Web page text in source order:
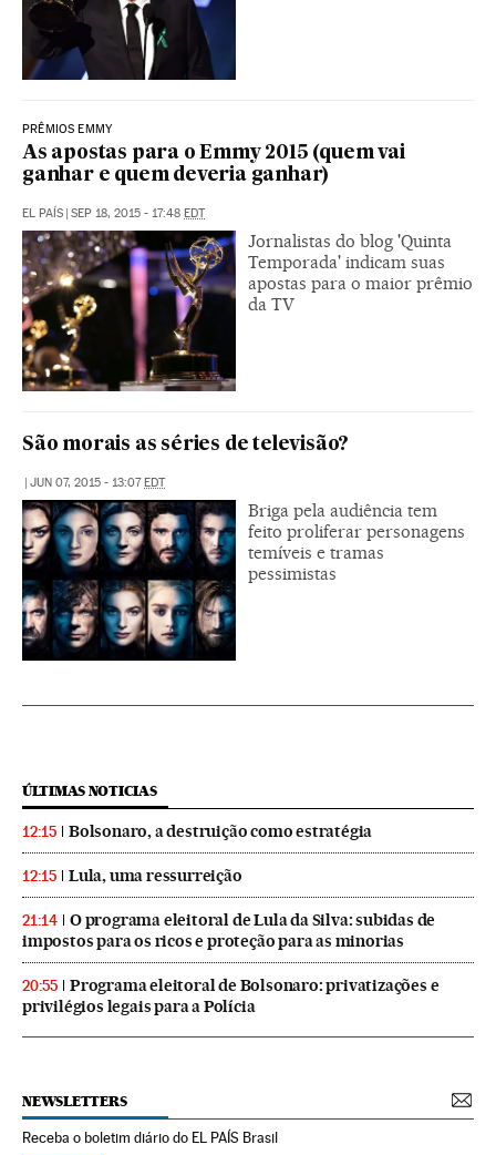
PRÊMIOS EMMY
As apostas para o Emmy 2015 (quem vai
ganhar e quem deveria ganhar)
EL PAÍS SEP 18, 2015 - 17:48 EDT
Jornalistas do blog 'Quinta
Temporada' indicam suas
apostas para o maior prêmio
da TV
São morais as séries de televisão?
| JUN 07, 2015 - 13:07EDT
Briga pela audiência tem
feito proliferar personagens
temíveis e tramas
pessimistas
ÚLTIMAS NOTICIAS
12:15 Bolsonaro, a destruição como estratégia
12:15 Lula, uma ressurreição
21:14
O programa eleitoral de Lula da Silva: subidas de
impostos para os ricos e proteção para as minorias
20:55
Programa eleitoral de Bolsonaro: privatizações e
privilégios legais para a Polícia
NEWSLETTERS
Receba o boletim diário do EL PAÍS Brasil